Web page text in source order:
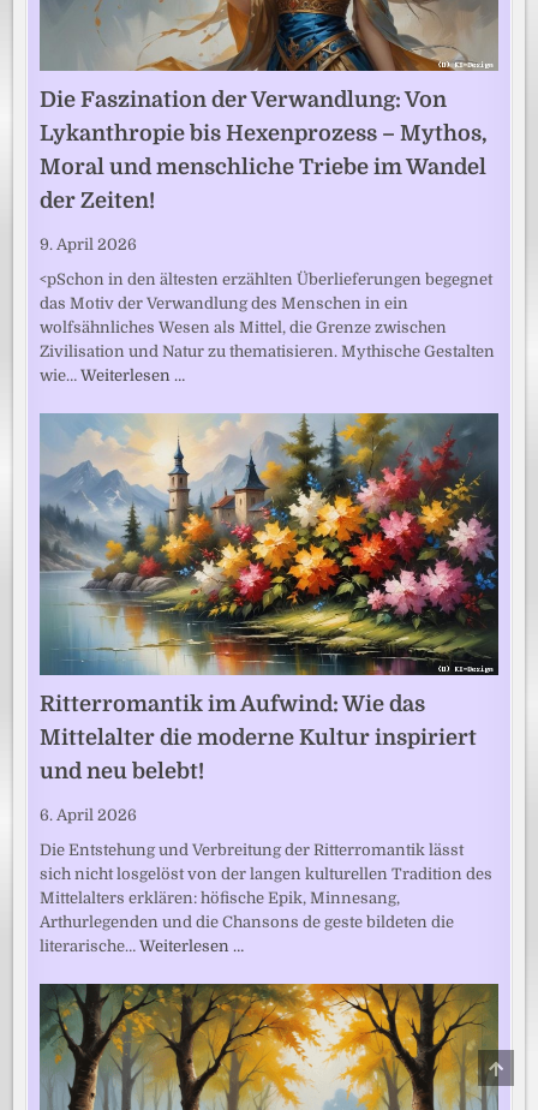
Die Faszination der Verwandlung: Von
Lykanthropie bis Hexenprozess – Mythos,
Moral und menschliche Triebe im Wandel
der Zeiten!
9. April 2026
<pSchon in den ältesten erzählten Überlieferungen begegnet
das Motiv der Verwandlung des Menschen in ein
wolfsähnliches Wesen als Mittel, die Grenze zwischen
Zivilisation und Natur zu thematisieren. Mythische Gestalten
wie…Weiterlesen …
Ritterromantik im Aufwind: Wie das
Mittelalter die moderne Kultur inspiriert
und neu belebt!
6. April 2026
Die Entstehung und Verbreitung der Ritterromantik lässt
sich nicht losgelöst von der langen kulturellen Tradition des
Mittelalters erklären: höfische Epik, Minnesang,
Arthurlegenden und die Chansons de geste bildeten die
literarische…Weiterlesen …
TO